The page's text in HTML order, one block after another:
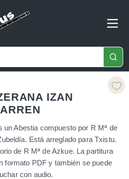
IZAN
ARREN
un Abestia compuesto por R Mª de
Está arreglado para Txistu.
de R Mª de Azkue. La partitura
formato PDF y también se puede
con audio.